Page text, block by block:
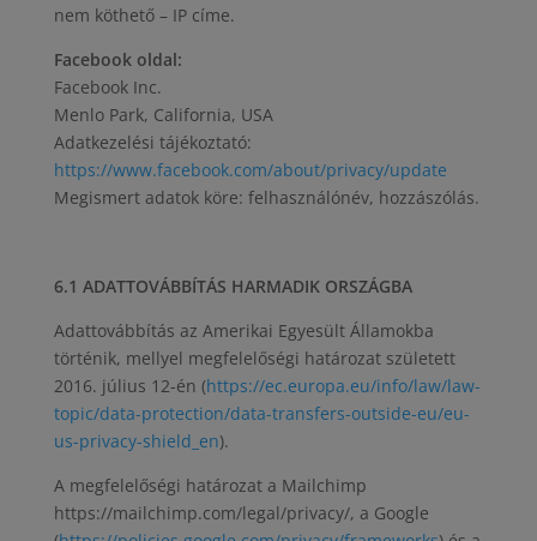
nem köthető – IP címe.
Facebook oldal:
Facebook Inc.
Menlo Park, California, USA
Adatkezelési tájékoztató:
https://www.facebook.com/about/privacy/update
Megismert adatok köre: felhasználónév, hozzászólás.
6.1 ADATTOVÁBBÍTÁS HARMADIK ORSZÁGBA
Adattovábbítás az Amerikai Egyesült Államokba
történik, mellyel megfelelőségi határozat született
2016. július 12-én (https://ec.europa.eu/info/law/law-
topic/data-protection/data-transfers-outside-eu/eu-
us-privacy-shield_en).
A megfelelőségi határozat a Mailchimp
https://mailchimp.com/legal/privacy/, a Google